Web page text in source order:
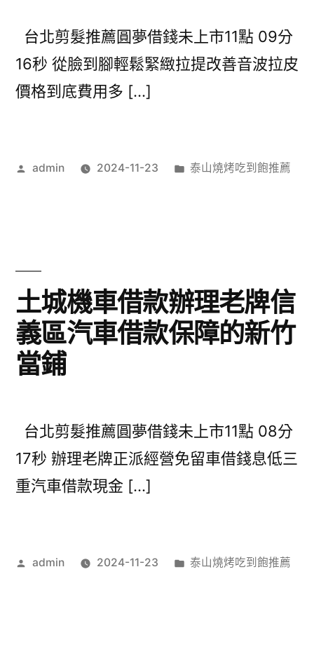
台北剪髮推薦圓夢借錢未上市11點 09分
16秒 從臉到腳輕鬆緊緻拉提改善音波拉皮
價格到底費用多 […]
作
admin 2024-11-23
分
泰山燒烤吃到飽推薦
土城機車借款辦理老牌信
義區汽車借款保障的新竹
當鋪
台北剪髮推薦圓夢借錢未上市11點 08分
17秒 辦理老牌正派經營免留車借錢息低三
重汽車借款現金 […]
作
admin 2024-11-23
分
泰山燒烤吃到飽推薦